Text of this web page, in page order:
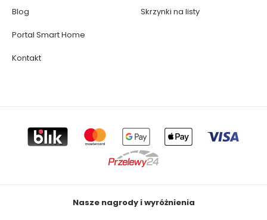
Blog
Portal Smart Home
Kontakt
Skrzynki na listy
Nasze nagrody i wyróżnienia